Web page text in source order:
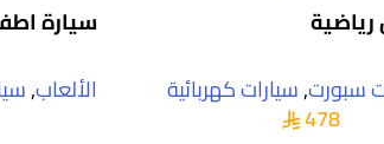
سبورت,سيارات كهربائية
478
سيارة
الألعاب,